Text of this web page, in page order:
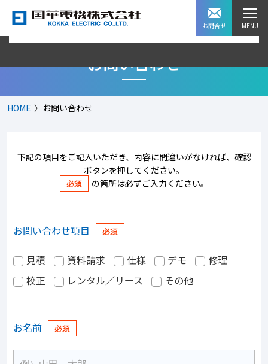
お問合せ
お問い合わせ
HOME お問い合わせ
下記の項目をご記入いただき、内容に間違いがなければ、確認
ボタンを押してください。
の箇所は必ずご入力ください。
お問い合わせ項目
見積 資料請求 仕様 デモ
修理
校正
レンタル／リース その他
お名前